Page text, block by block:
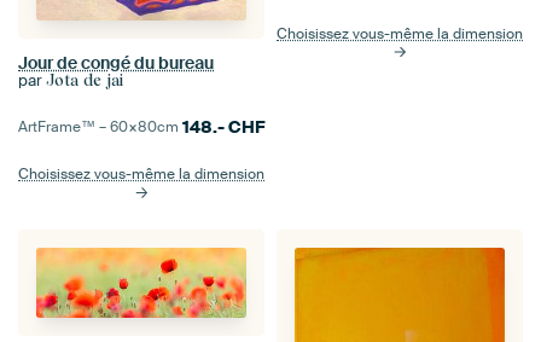
Jour de congé du bureau
par Jota de jai
ArtFrame™ –60×80cm 148.-CHF
Choisissez vous-même la dimension
Choisissez vous-même la dimension